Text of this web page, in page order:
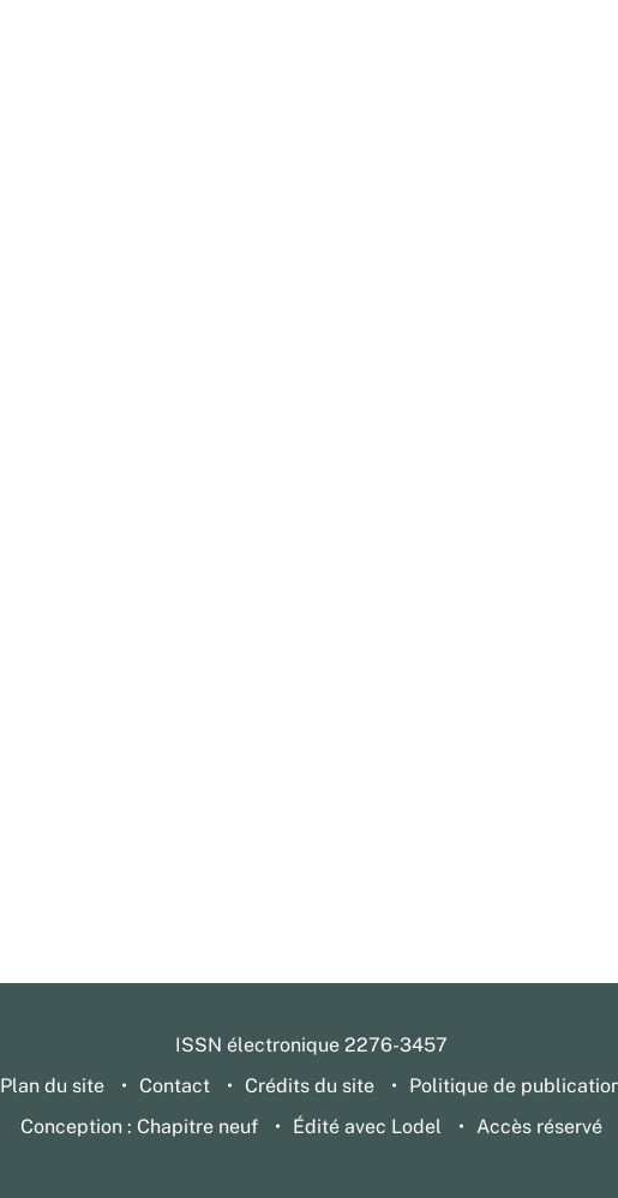
ISSN électronique 2276-3457
Plan du site
Contact Crédits du site
Politique de
Conception : Chapitre neuf
Édité avec Lodel Accès réservé